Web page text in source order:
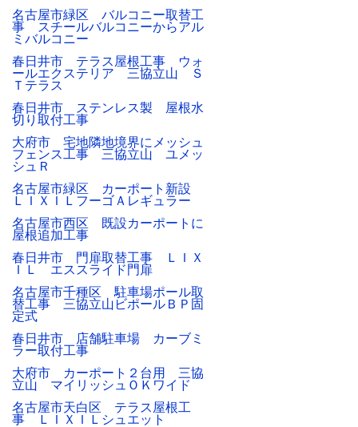
名古屋市緑区 バルコニー取替工
事 スチールバルコニーからアル
ミバルコニー
春日井市 テラス屋根工事 ウォ
ールエクステリア 三協立山 Ｓ
Ｔテラス
春日井市 ステンレス製 屋根水
切り取付工事
大府市 宅地隣地境界にメッシュ
フェンス工事 三協立山 ユメッ
シュＲ
名古屋市緑区 カーポート新設
ＬＩＸＩＬフーゴＡレギュラー
名古屋市西区 既設カーポートに
屋根追加工事
春日井市 門扉取替工事 ＬＩＸ
ＩＬ エススライド門扉
名古屋市千種区 駐車場ポール取
替工事 三協立山ビポールＢＰ固
定式
春日井市 店舗駐車場 カーブミ
ラー取付工事
大府市 カーポート２台用 三協
立山 マイリッシュＯＫワイド
名古屋市天白区 テラス屋根工
事 ＬＩＸＩＬシュエット